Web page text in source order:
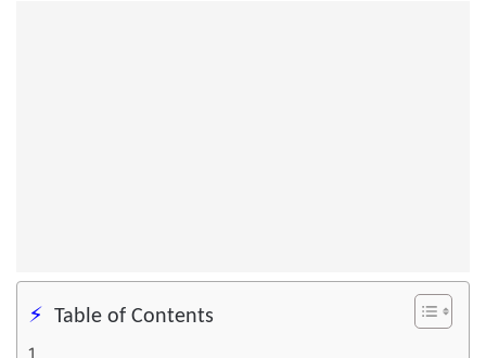
Table of Contents